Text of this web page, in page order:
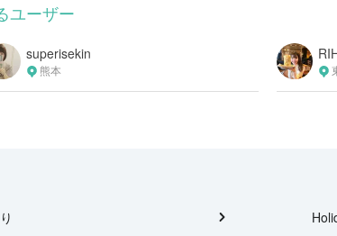
ユーザー
superisekin
熊本